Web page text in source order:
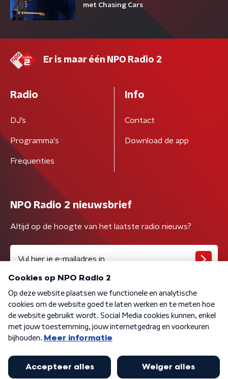
met Chasing Cars
Er is maar één NPO Radio 2
Radio
DJ’s
Programma's
Frequenties
Info
Contact
Download de app
NPO Radio 2 nieuwsbrief
Altijd op de hoogte van het laatste radio nieuws?
Algemene voorwaarden